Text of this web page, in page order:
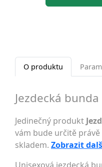
O produktu
Jezdecká
Jedinečný produkt
vám bude určitě
skladem. Zobrazit